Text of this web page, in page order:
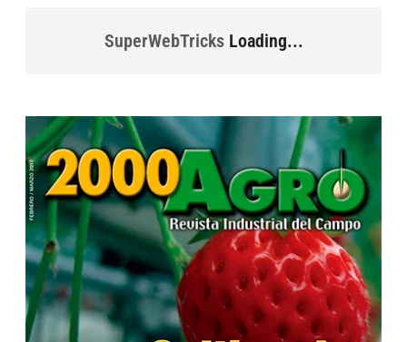
SuperWebTricksLoading...